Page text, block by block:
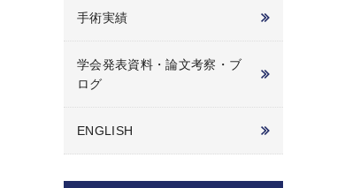
手術実績
学会発表資料・論文考察・ブ
ログ
ENGLISH